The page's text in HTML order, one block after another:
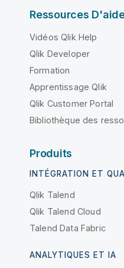
Ressources
Vidéos Qlik Help
Qlik Developer
Formation
Apprentissage Qlik
Qlik Customer Portal
Bibliothèque des
Produits
INTÉGRATION ET
Qlik Talend
Qlik Talend Cloud
Talend Data Fabric
ANALYTIQUES ET IA